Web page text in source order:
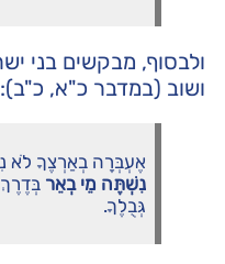
ולבסוף, מבקשים בני
ושוב (במדבר כ"א, כ"ב):
אֶעְבְּרָה בְאַרְצֶךָ לֹא
נִשְׁתֶּה מֵי בְאֵר
גְּבֻלֶךָ.